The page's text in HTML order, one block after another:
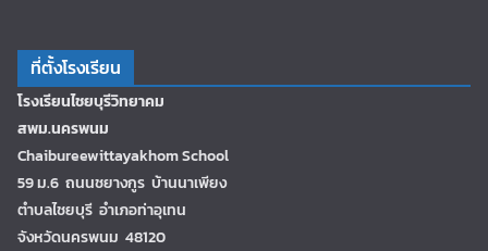
ที่ตั้งโรงเรียน
โรงเรียนไชยบุรีวิทยาคม
สพม.นครพนม
Chaibureewittayakhom School
59 ม.6 ถนนชยางกูร บ้านนาเพียง
ตำบลไชยบุรี อำเภอท่าอุเทน
จังหวัดนครพนม 48120